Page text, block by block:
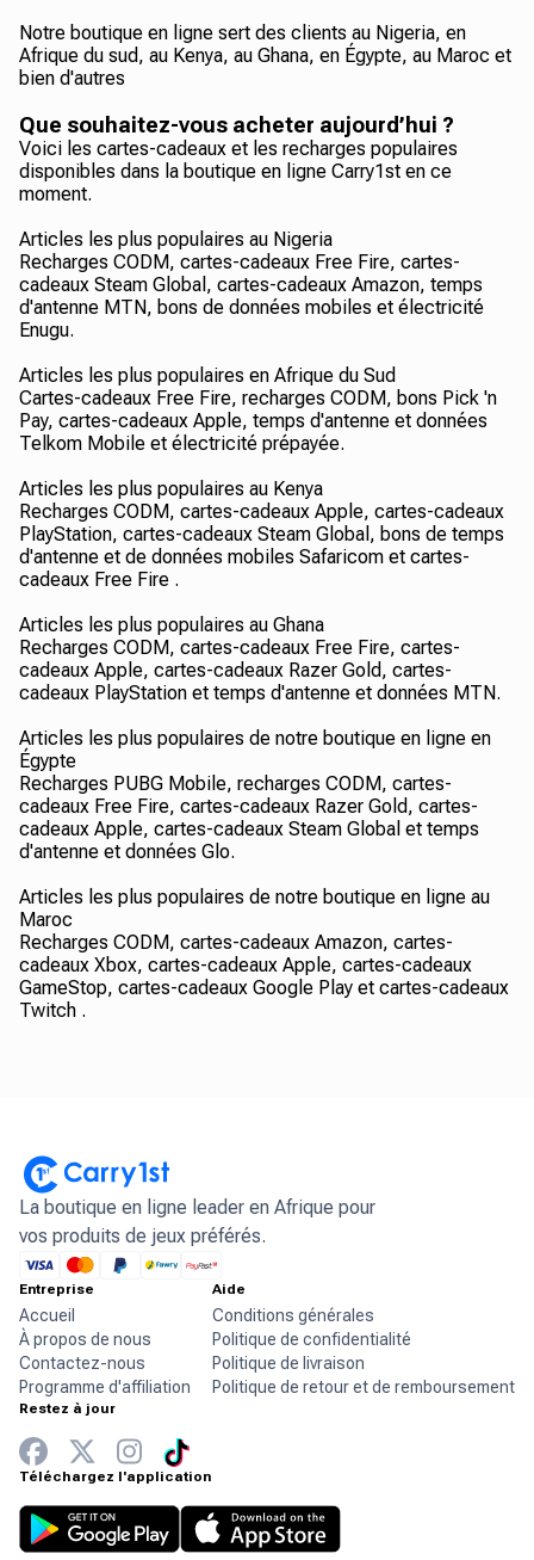
Notre boutique en ligne sert des clients au Nigeria, en
Afrique du sud, au Kenya, au Ghana, en Égypte, au Maroc et
bien d'autres
Que souhaitez-vous acheter aujourd’hui ?
Voici les cartes-cadeaux et les recharges populaires
disponibles dans la boutique en ligne Carry1st en ce
moment.
Articles les plus populaires au Nigeria
Recharges CODM, cartes-cadeaux Free Fire, cartes-
cadeaux Steam Global, cartes-cadeaux Amazon, temps
d'antenne MTN, bons de données mobiles et électricité
Enugu.
Articles les plus populaires en Afrique du Sud
Cartes-cadeaux Free Fire, recharges CODM, bons Pick 'n
Pay, cartes-cadeaux Apple, temps d'antenne et données
Telkom Mobile et électricité prépayée.
Articles les plus populaires au Kenya
Recharges CODM, cartes-cadeaux Apple, cartes-cadeaux
PlayStation, cartes-cadeaux Steam Global, bons de temps
d'antenne et de données mobiles Safaricom et cartes-
cadeaux Free Fire .
Articles les plus populaires au Ghana
Recharges CODM, cartes-cadeaux Free Fire, cartes-
cadeaux Apple, cartes-cadeaux Razer Gold, cartes-
cadeaux PlayStation et temps d'antenne et données MTN.
Articles les plus populaires de notre boutique en ligne en
Égypte
Recharges PUBG Mobile, recharges CODM, cartes-
cadeaux Free Fire, cartes-cadeaux Razer Gold, cartes-
cadeaux Apple, cartes-cadeaux Steam Global et temps
d'antenne et données Glo.
Articles les plus populaires de notre boutique en ligne au
Maroc
Recharges CODM, cartes-cadeaux Amazon, cartes-
cadeaux Xbox, cartes-cadeaux Apple, cartes-cadeaux
GameStop, cartes-cadeaux Google Play et cartes-cadeaux
Twitch .
La boutique en ligne leader en Afrique pour
vos produits de jeux préférés.
Entreprise
Accueil
À propos de nous
Contactez-nous
Programme d'affiliation
Aide
Conditions générales
Politique de confidentialité
Politique de livraison
Politique de retour et de remboursement
Restez à jour
Téléchargez l'application